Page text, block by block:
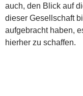
auch, den Blick auf
dieser Gesellschaft
aufgebracht haben,
hierher zu schaffen.